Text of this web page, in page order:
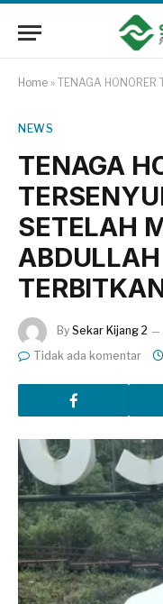
Home » TENAGA HONORER TERSENYUM
NEWS
TENAGA
SETELAH
By Sekar Kijang 2
Tidak ada komentar